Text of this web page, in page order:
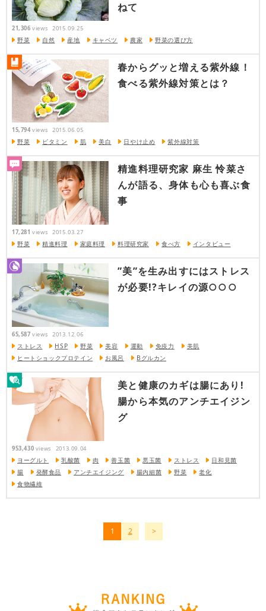
ねて
21,306 views 2015.09.25
野菜 自然 産地 キャベツ 農家 野菜の選び方
春からグッと増える紫外線！
食べる紫外線対策とは？
15,794 views 2015.06.05
野菜 ビタミン 肌 美白 日やけ止め 紫外線対策
精進料理研究家 麻生 怜菜さ
んが語る、身体も心も喜ぶ食
事
17,281 views 2015.03.27
野菜 精進料理 家庭料理 料理研究家 食べ方 インタビュー
”美”を生み出すにはストレス
が必要!?キレイの源○○○
65,587 views 2013.12.06
ストレス HSP 野菜 美容 運動 免疫力
美肌
ヒートショックプロテイン
お風呂 Bグルカン
美と健康のカギは腸にあり!
腸から本気のアンチエイジン
グ
953,430 views 2013.09.04
ヨーグルト 乳酸菌 肉 善玉菌 悪玉菌 ストレス
日和見菌
腸
発酵食品 アンチエイジング 腸内細菌 野菜
老化
食物繊維
1 2